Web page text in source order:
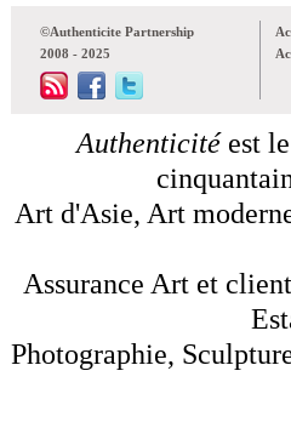
©Authenticite Partnership
2008 - 2025
Authenticitéest
Art d'Asie, Art
Assurance Art et
Photographie,